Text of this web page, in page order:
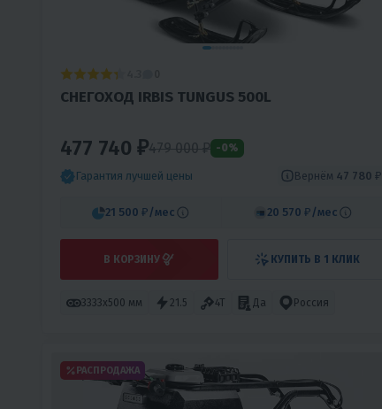
СНЕГОХОД IRBIS TUNGUS 500L
477 740 ₽479 000 ₽ -0%
Гарантия лучшей цены Вернём 47 780 ₽
21 500 ₽ /мес 20 570 ₽ /мес
В КОРЗИНУ КУПИТЬ В 1 КЛИК
3333х500 мм 21.5 4T Да Россия
РАСПРОДАЖА